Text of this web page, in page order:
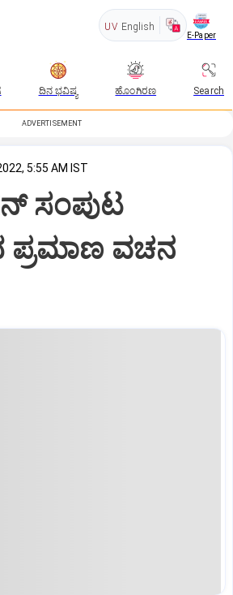
UV English
E-Paper
ದಿನ ಭವಿಷ್ಯ ಹೊಂಗಿರಣ Search
ADVERTISEMENT
5:55 AM IST
ಸಂಪುಟ
ಪ್ರಮಾಣ ವಚನ